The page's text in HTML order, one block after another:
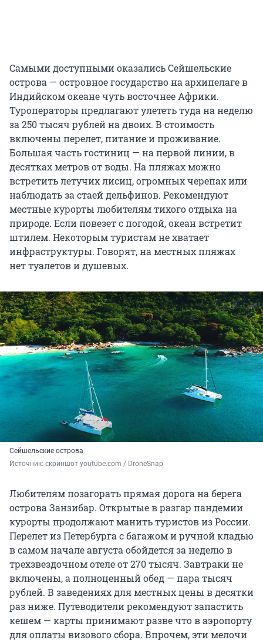
Самыми доступными оказались Сейшельские
острова — островное государство на архипелаге в
Индийском океане чуть восточнее Африки.
Туроператоры предлагают улететь туда на неделю
за 250 тысяч рублей на двоих. В стоимость
включены перелет, питание и проживание.
Большая часть гостиниц — на первой линии, в
десятках метров от воды. На пляжах можно
встретить летучих лисиц, огромных черепах или
наблюдать за стаей дельфинов. Рекомендуют
местные курорты любителям тихого отдыха на
природе. Если повезет с погодой, океан встретит
штилем. Некоторым туристам не хватает
инфраструктуры. Говорят, на местных пляжах
нет туалетов и душевых.
Сейшельские острова
Источник: скриншот youtube.com / DroneSnap
Любителям позагорать прямая дорога на берега
острова Занзибар. Открытые в разгар пандемии
курорты продолжают манить туристов из России.
Перелет из Петербурга с багажом и ручной кладью
в самом начале августа обойдется за неделю в
трехзвездочном отеле от 270 тысяч. Завтраки не
включены, а полноценный обед — пара тысяч
рублей. В заведениях для местных цены в десятки
раз ниже. Путеводители рекомендуют запастить
кешем — карты принимают разве что в аэропорту
для оплаты визового сбора. Впрочем, эти мелочи